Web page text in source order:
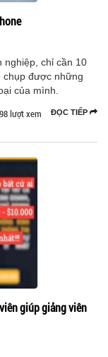
nghiệp, chỉ cần 10
chụp được những
của mình.
ĐỌC TIẾP
lượt xem
giúp giảng viên